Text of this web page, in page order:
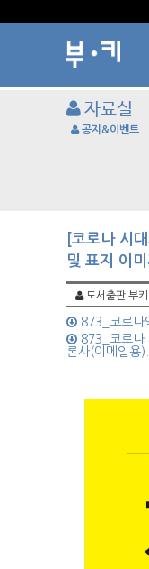
자료실
공지&이벤트
[코로나 시
및 표지 이미
도서출판 부키
873_코로나
873_코로나
론사(이메일용